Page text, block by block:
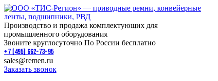
Производство и продажа комплектующих для
промышленного оборудования
Звоните круглосуточно По России бесплатно
+7 (495) 662-73-95
sales@remen.ru
Заказать звонок